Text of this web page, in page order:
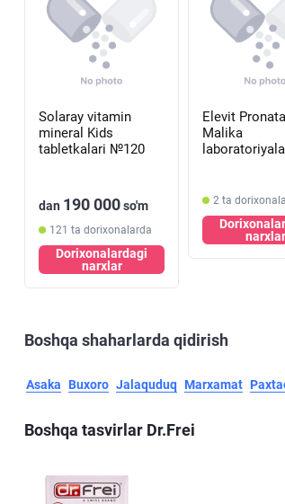
Solaray vitamin
mineral Kids
tabletkalari №120
dan 190 000so'm
121 ta dorixonalarda
Dorixonalardagi
narxlar
Elevit Pronatal
Malika
planshetlar)
2 ta
narxlar
Boshqa shaharlarda qidirish
Asaka Buxoro Jalaquduq Marxamat
Boshqa tasvirlar Dr.Frei